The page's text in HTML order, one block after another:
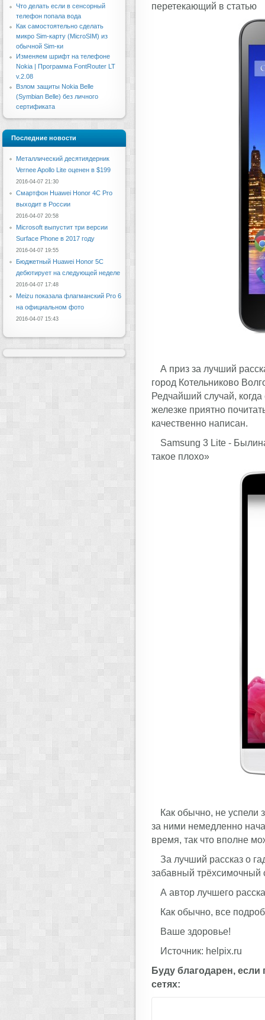
перетекающий в статью
А приз за лучший
город Котельниково
Редчайший случай,
железке приятно
качественно написан.
Samsung 3 Lite -
такое плохо»
Как обычно, не успели
за ними немедленно
время, так что вполне
За лучший рассказ о
забавный
А автор лучшего
Как обычно, все
Ваше здоровье!
Источник: helpix.ru
Буду благодарен, если
сетях:
Что делать если в сенсорный
телефон попала вода
Как самостоятельно сделать
микро Sim-карту (MicroSIM) из
обычной Sim-ки
Изменяем шрифт на телефоне
Nokia | Программа FontRouter LT
v.2.08
Взлом защиты Nokia Belle
(Symbian Belle) без личного
сертификата
Последние новости
Металлический десятиядерник
Vernee Apollo Lite оценен в $199
2016-04-07 21:30
Смартфон Huawei Honor 4C Pro
выходит в России
2016-04-07 20:58
Microsoft выпустит три версии
Surface Phone в 2017 году
2016-04-07 19:55
Бюджетный Huawei Honor 5C
дебютирует на следующей неделе
2016-04-07 17:48
Meizu показала флагманский Pro 6
на официальном фото
2016-04-07 15:43